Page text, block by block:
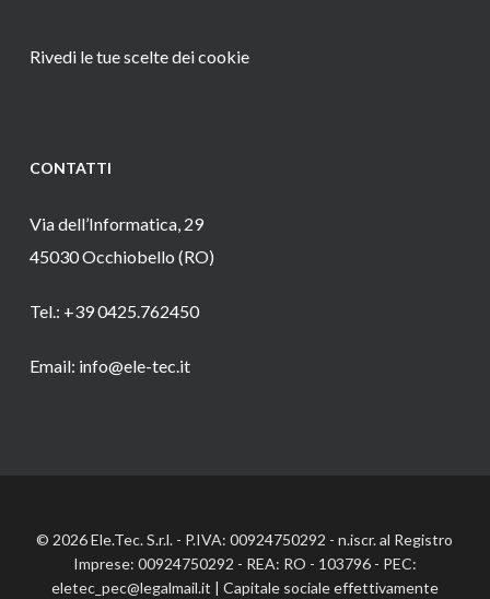
Rivedi le tue scelte dei cookie
CONTATTI
Via dell’Informatica, 29
45030 Occhiobello (RO)
Tel.: +39 0425.762450
Email: info@ele-tec.it
© 2026 Ele.Tec. S.r.l. - P.IVA: 00924750292 - n.iscr. al Registro
Imprese: 00924750292 - REA: RO - 103796 - PEC:
eletec_pec@legalmail.it | Capitale sociale effettivamente